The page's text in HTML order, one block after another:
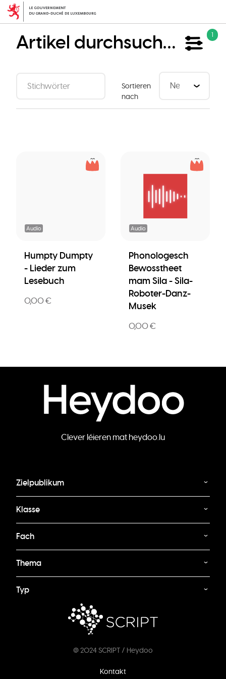
Direkt
zum
Artikel durchsuchen 1
Sortieren
nach
Audio
Humpty Dumpty
- Lieder zum
Lesebuch
0,00 €
Audio
Phonologesch
Bewosstheet
mam Sila - Sila-
Roboter-Danz-
Musek
0,00 €
Clever léieren mat heydoo.lu
Zielpublikum
Klasse
Fach
Thema
Typ
@ 2024 SCRIPT / Heydoo
Kontakt